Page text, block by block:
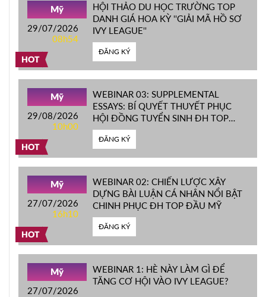
HOT
Mỹ
29/07/2026
08h54
HỘI THẢO DU HỌC TRƯỜNG TOP
DANH GIÁ HOA KỲ ''GIẢI MÃ HỒ SƠ
IVY LEAGUE''
ĐĂNG KÝ
HOT
Mỹ
29/08/2026
10h00
WEBINAR 03: SUPPLEMENTAL
ESSAYS: BÍ QUYẾT THUYẾT PHỤC
HỘI ĐỒNG TUYỂN SINH ĐH TOP
ĐẦU MỸ
ĐĂNG KÝ
HOT
Mỹ
27/07/2026
16h10
WEBINAR 02: CHIẾN LƯỢC XÂY
DỰNG BÀI LUẬN CÁ NHÂN NỔI BẬT
CHINH PHỤC ĐH TOP ĐẦU MỸ
ĐĂNG KÝ
Mỹ
27/07/2026
WEBINAR 1: HÈ NÀY LÀM GÌ ĐỂ
TĂNG CƠ HỘI VÀO IVY LEAGUE?